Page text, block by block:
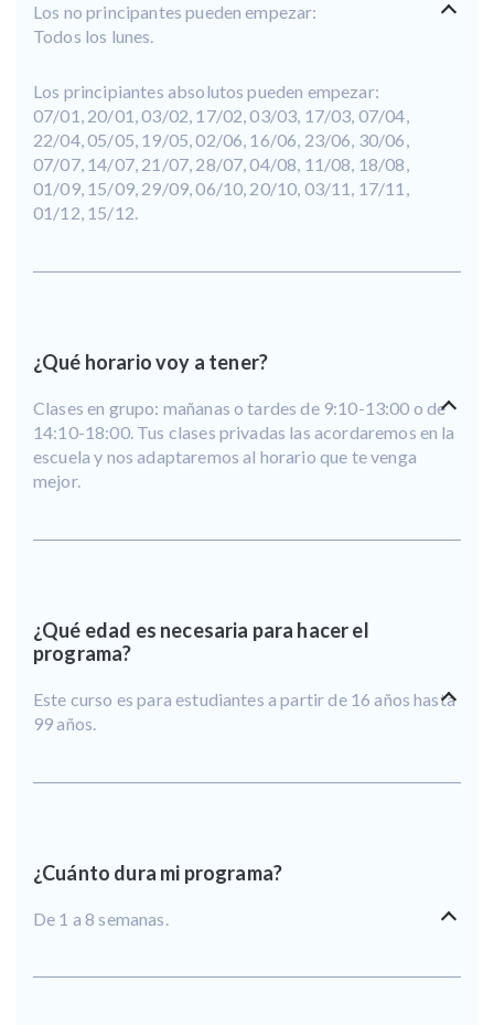
Los no principantes pueden empezar:
Todos los lunes.
Los principiantes absolutos pueden empezar:
07/01, 20/01, 03/02, 17/02, 03/03, 17/03, 07/04,
22/04, 05/05, 19/05, 02/06, 16/06, 23/06, 30/06,
07/07, 14/07, 21/07, 28/07, 04/08, 11/08, 18/08,
01/09, 15/09, 29/09, 06/10, 20/10, 03/11, 17/11,
01/12, 15/12.
¿Qué horario voy a tener?
Clases en grupo: mañanas o tardes de 9:10-13:00 o de
14:10-18:00. Tus clases privadas las acordaremos en la
escuela y nos adaptaremos al horario que te venga
mejor.
¿Qué edad es necesaria para hacer el
programa?
Este curso es para estudiantes a partir de 16 años hasta
99 años.
¿Cuánto dura mi programa?
De 1 a 8 semanas.